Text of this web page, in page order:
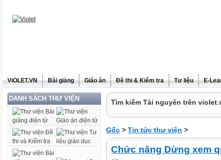
ViOLET.VN Bài giảng Giáo án Đề thi & Kiểm tra Tư liệu E-
DANH SÁCH THƯ VIỆN Tìm kiếm Tài nguyên trên
Gốc > Tin tức thư viện >
Chức năng Dừng xem